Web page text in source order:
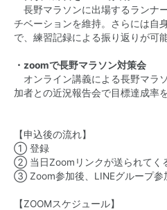
長野マラソンに出場するランナ
チベーションを維持。さらには自
で、練習記録による振り返りが可
・zoomで長野マラソン対策会
オンライン講義による長野マラ
加者との近況報告会で目標達成率
【申込後の流れ】
① 登録
② 当日Zoomリンクが送られてく
③ Zoom参加後、LINEグループ参
【ZOOMスケジュール】